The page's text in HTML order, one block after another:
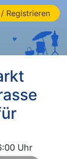
Registrieren
Uhr